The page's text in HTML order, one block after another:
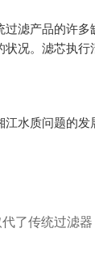
滤产品的许
况。滤芯执
水质问题的
了传统过滤器